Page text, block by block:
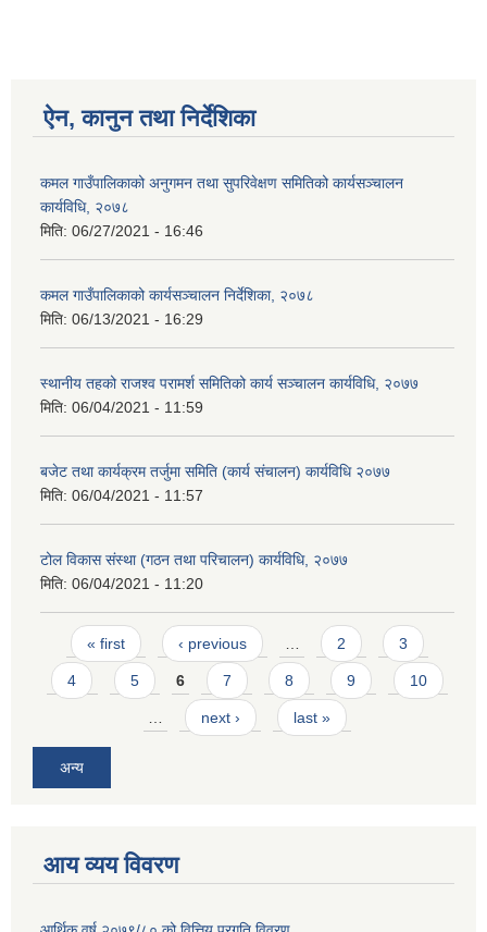
ऐन, कानुन तथा निर्देशिका
कमल गाउँपालिकाको अनुगमन तथा सुपरिवेक्षण समितिको कार्यसञ्चालन
कार्यविधि, २०७८
मिति: 06/27/2021 - 16:46
कमल गाउँपालिकाको कार्यसञ्‍चालन निर्देशिका, २०७८
मिति: 06/13/2021 - 16:29
स्थानीय तहको राजश्व परामर्श समितिको कार्य सञ्चालन कार्यविधि, २०७७
मिति: 06/04/2021 - 11:59
बजेट तथा कार्यक्रम तर्जुमा समिति (कार्य संचालन) कार्यविधि २०७७
मिति: 06/04/2021 - 11:57
टोल विकास संस्था (गठन तथा परिचालन) कार्यविधि, २०७७
मिति: 06/04/2021 - 11:20
Pages
« first ‹ previous 2 3
4 5 6 7 8 9 10
next › last »
अन्य
आय व्यय विवरण